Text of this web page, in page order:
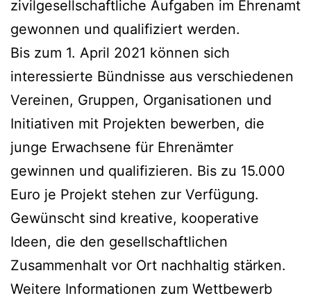
zivilgesellschaftliche Aufgaben im Ehrenamt
gewonnen und qualifiziert werden.
Bis zum 1. April 2021 können sich
interessierte Bündnisse aus verschiedenen
Vereinen, Gruppen, Organisationen und
Initiativen mit Projekten bewerben, die
junge Erwachsene für Ehrenämter
gewinnen und qualifizieren. Bis zu 15.000
Euro je Projekt stehen zur Verfügung.
Gewünscht sind kreative, kooperative
Ideen, die den gesellschaftlichen
Zusammenhalt vor Ort nachhaltig stärken.
Weitere Informationen zum Wettbewerb